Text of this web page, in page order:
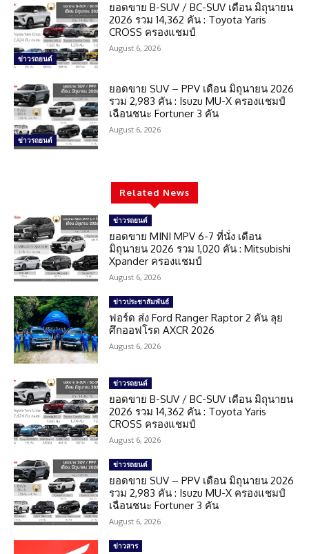
ข่าวรถยนต์
ยอดขาย B-SUV / BC-SUV เดือน มิถุนายน
2026 รวม 14,362 คัน : Toyota Yaris
CROSS ครองแชมป์
August 6, 2026
ข่าวรถยนต์
ยอดขาย SUV – PPV เดือน มิถุนายน 2026
รวม 2,983 คัน : Isuzu MU-X ครองแชมป์
เฉือนชนะ Fortuner 3 คัน
August 6, 2026
Related News
ข่าวรถยนต์
ยอดขาย MINI MPV 6-7 ที่นั่ง เดือน
มิถุนายน 2026 รวม 1,020 คัน : Mitsubishi
Xpander ครองแชมป์
August 6, 2026
ข่าวประชาสัมพันธ์
ฟอร์ด ส่ง Ford Ranger Raptor 2 คัน ลุย
ศึกออฟโรด AXCR 2026
August 6, 2026
ข่าวรถยนต์
ยอดขาย B-SUV / BC-SUV เดือน มิถุนายน
2026 รวม 14,362 คัน : Toyota Yaris
CROSS ครองแชมป์
August 6, 2026
ข่าวรถยนต์
ยอดขาย SUV – PPV เดือน มิถุนายน 2026
รวม 2,983 คัน : Isuzu MU-X ครองแชมป์
เฉือนชนะ Fortuner 3 คัน
August 6, 2026
ข่าวสาร